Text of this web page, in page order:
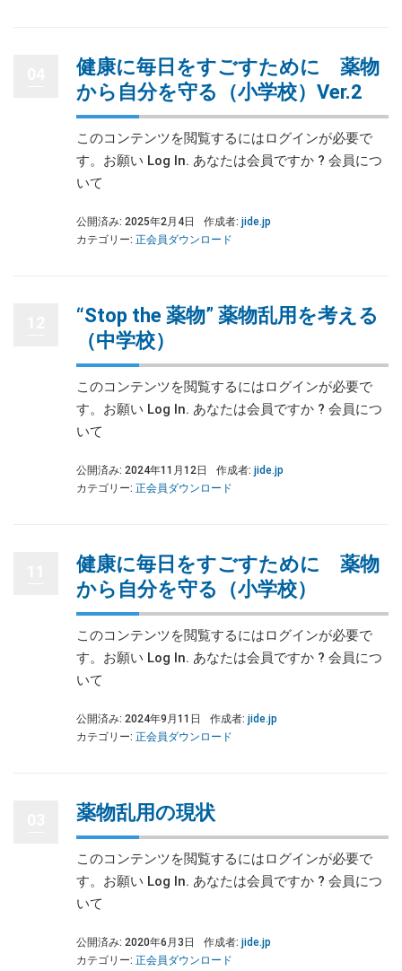
健康に毎日をすごすために 薬物
から自分を守る（小学校）Ver.2
このコンテンツを閲覧するにはログインが必要で
す。お願い Log In. あなたは会員ですか ? 会員につ
いて
公開済み: 2025年2月4日 作成者: jide.jp
カテゴリー: 正会員ダウンロード
“Stop the 薬物” 薬物乱用を考える
（中学校）
このコンテンツを閲覧するにはログインが必要で
す。お願い Log In. あなたは会員ですか ? 会員につ
いて
公開済み: 2024年11月12日 作成者: jide.jp
カテゴリー: 正会員ダウンロード
健康に毎日をすごすために 薬物
から自分を守る（小学校）
このコンテンツを閲覧するにはログインが必要で
す。お願い Log In. あなたは会員ですか ? 会員につ
いて
公開済み: 2024年9月11日 作成者: jide.jp
カテゴリー: 正会員ダウンロード
薬物乱用の現状
このコンテンツを閲覧するにはログインが必要で
す。お願い Log In. あなたは会員ですか ? 会員につ
いて
公開済み: 2020年6月3日 作成者: jide.jp
カテゴリー: 正会員ダウンロード